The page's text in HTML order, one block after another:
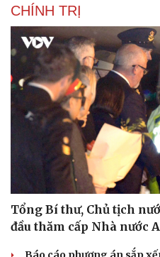
Cải chính
CHÍNH TRỊ
Tổng Bí thư, Chủ tịch
đầu thăm cấp Nhà nước